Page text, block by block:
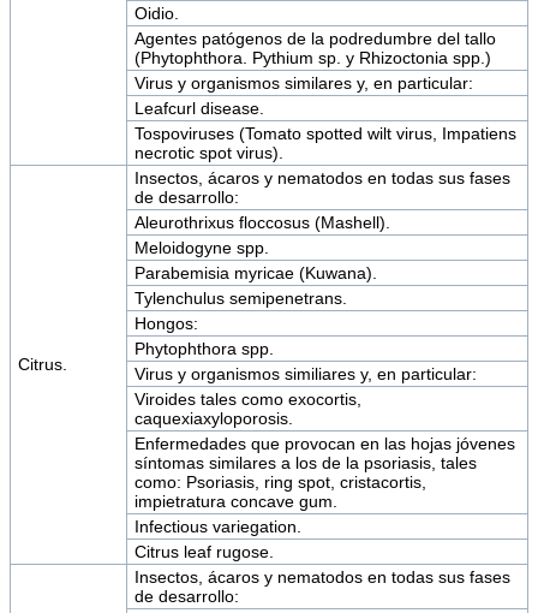
Oidio.
Agentes patógenos de la podredumbre del tallo
(Phytophthora. Pythium sp. y Rhizoctonia spp.)
Virus y organismos similares y, en particular:
Leafcurl disease.
Tospoviruses (Tomato spotted wilt virus, Impatiens
necrotic spot virus).
Citrus.
Insectos, ácaros y nematodos en todas sus fases
de desarrollo:
Aleurothrixus floccosus (Mashell).
Meloidogyne spp.
Parabemisia myricae (Kuwana).
Tylenchulus semipenetrans.
Hongos:
Phytophthora spp.
Virus y organismos similiares y, en particular:
Viroides tales como exocortis,
caquexiaxyloporosis.
Enfermedades que provocan en las hojas jóvenes
síntomas similares a los de la psoriasis, tales
como: Psoriasis, ring spot, cristacortis,
impietratura concave gum.
Infectious variegation.
Citrus leaf rugose.
Insectos, ácaros y nematodos en todas sus fases
de desarrollo: